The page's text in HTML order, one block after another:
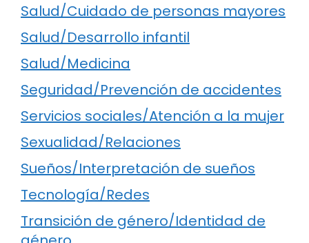
Salud/Cuidado de personas mayores
Salud/Desarrollo infantil
Salud/Medicina
Seguridad/Prevención de accidentes
Servicios sociales/Atención a la mujer
Sexualidad/Relaciones
Sueños/Interpretación de sueños
Tecnología/Redes
Transición de género/Identidad de